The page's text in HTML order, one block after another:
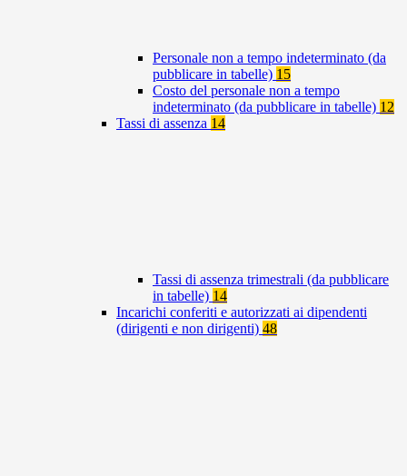
Personale non a tempo indeterminato (da
pubblicare in tabelle) 15
Costo del personale non a tempo
indeterminato (da pubblicare in tabelle) 12
Tassi di assenza 14
Tassi di assenza trimestrali (da pubblicare
in tabelle) 14
Incarichi conferiti e autorizzati ai dipendenti
(dirigenti e non dirigenti) 48